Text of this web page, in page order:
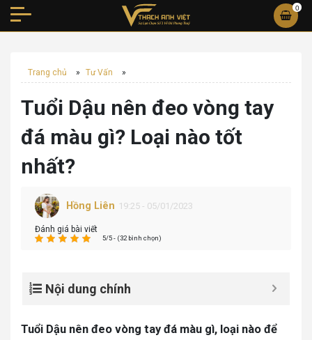
0
Trang chủ » Tư Vấn »
Tuổi Dậu nên đeo vòng tay
đá màu gì? Loại nào tốt
nhất?
Hồng Liên 19:25 - 05/01/2023
Đánh giá bài viết
5/5 - (32 bình chọn)
Nội dung chính
Tuổi Dậu nên đeo vòng tay đá màu gì, loại nào để